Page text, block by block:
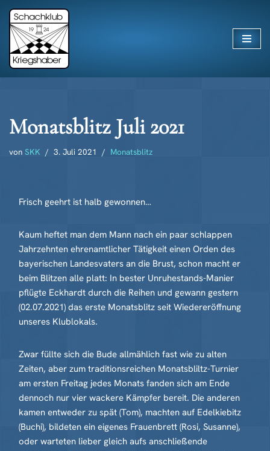
Zum
Inhalt
springen
Monatsblitz Juli 2021
von SKK 3. Juli 2021 Monatsblitz
Frisch geehrt ist halb gewonnen…
Kaum heftet man dem Mann nach ein paar schlappen
Jahrzehnten ehrenamtlicher Tätigkeit einen Orden des
bayerischen Landesvaters an die Brust, schon macht er
beim Blitzen alle platt: In bester Unruhestands-Manier
pflügte Eckhardt durch die Reihen und gewann gestern
(02.07.2021) das erste Monatsblitz seit Wiedereröffnung
unseres Klublokals.
Zwar füllte sich die Bude allmählich fast wie zu alten
Zeiten, aber zum traditionsreichen Monatsbliltz-Turnier
am ersten Freitag jedes Monats fanden sich am Ende
dennoch nur vier wackere Kämpfer bereit. Die anderen
kamen entweder zu spät (Tom), machten auf Edelkiebitz
(Buchi), bildeten ein eigenes Frauenbrett (Rosi, Susanne),
oder warteten lieber gleich aufs anschließende